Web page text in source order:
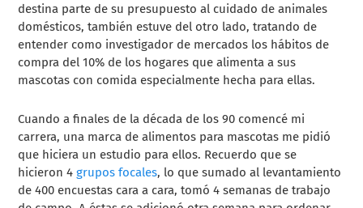
destina parte de su presupuesto al cuidado de animales
domésticos, también estuve del otro lado, tratando de
entender como investigador de mercados los hábitos de
compra del 10% de los hogares que alimenta a sus
mascotas con comida especialmente hecha para ellas.
Cuando a finales de la década de los 90 comencé mi
carrera, una marca de alimentos para mascotas me pidió
que hiciera un estudio para ellos. Recuerdo que se
hicieron 4grupos focales, lo que sumado al levantamiento
de 400 encuestas cara a cara, tomó 4 semanas de trabajo